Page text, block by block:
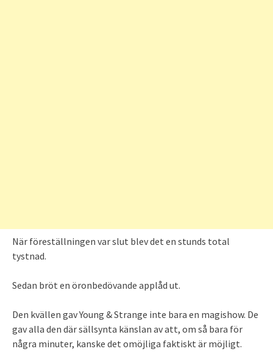
När föreställningen var slut blev det en stunds total
tystnad.
Sedan bröt en öronbedövande applåd ut.
Den kvällen gav Young & Strange inte bara en magishow. De
gav alla den där sällsynta känslan av att, om så bara för
några minuter, kanske det omöjliga faktiskt är möjligt.